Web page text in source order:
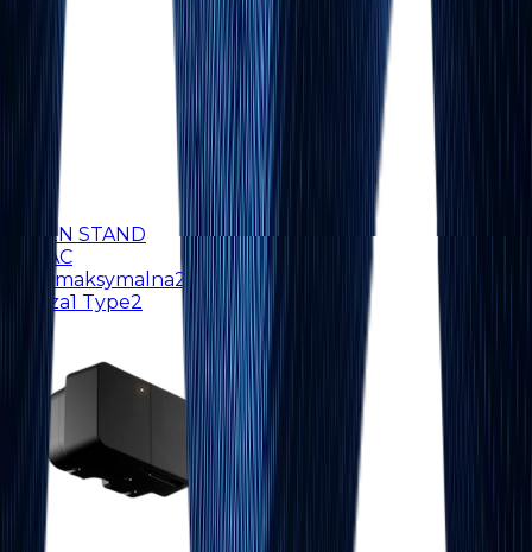
ALFEN STAND
AC
Moc maksymalna22 kW
Złącza1 Type2